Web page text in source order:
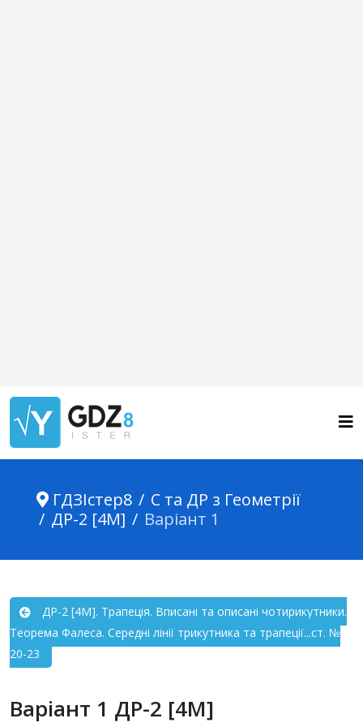
ГДЗІстер8
С та ДР з Геометрії
ДР-2 [4М]
Варіант 1
ДР-2 [4М]. Трапеція. Вписані та описані чотирикутники.
Теорема Фалеса. Середні лінії трикутника та трапеції...ст. №
20-23
Варіант 1 ДР-2 [4М]